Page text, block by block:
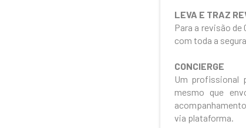
LEVA E TRAZ
Para a revisão
com toda a
CONCIERGE
Um profissional
mesmo que
via plataforma.